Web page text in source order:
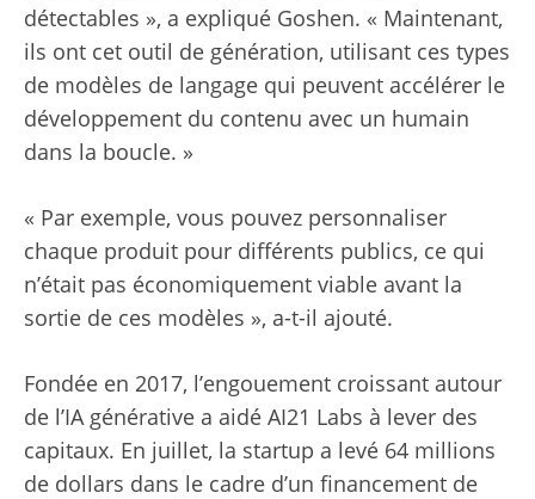
détectables », a expliqué Goshen. « Maintenant,
ils ont cet outil de génération, utilisant ces types
de modèles de langage qui peuvent accélérer le
développement du contenu avec un humain
dans la boucle. »
« Par exemple, vous pouvez personnaliser
chaque produit pour différents publics, ce qui
n’était pas économiquement viable avant la
sortie de ces modèles », a-t-il ajouté.
Fondée en 2017, l’engouement croissant autour
de l’IA générative a aidé AI21 Labs à lever des
capitaux. En juillet, la startup a levé 64 millions
de dollars dans le cadre d’un financement de